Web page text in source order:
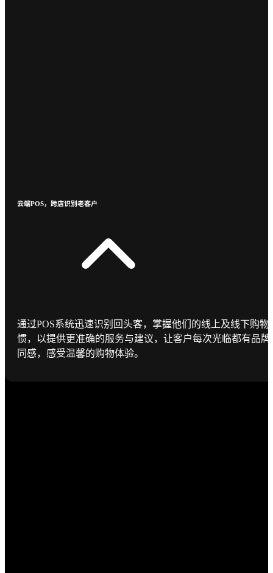
云端POS，跨店识别老客户
通过POS系统迅速识别回头客，掌握他们的线上及线下购物
惯，以提供更准确的服务与建议，让客户每次光临都有品牌
同感，感受温馨的购物体验。